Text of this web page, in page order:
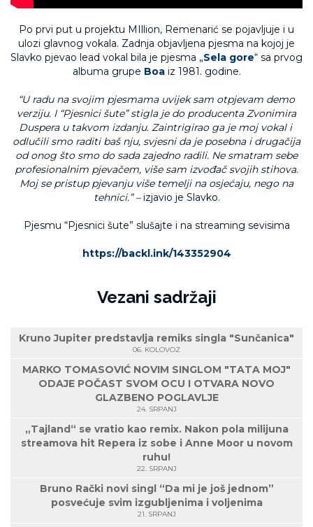
Po prvi put u projektu MIllion, Remenarić se pojavljuje i u
ulozi glavnog vokala. Zadnja objavljena pjesma na kojoj je
Slavko pjevao lead vokal bila je pjesma „Sela gore“ sa prvog
albuma grupe Boaiz 1981. godine.
“U radu nasvojim pjesmama uvijeksam otpjevam demo
verziju. I “Pjesnici šute” stigla je do producenta Zvonimira
Duspera u takvom izdanju. Zaintrigiraoga jemoj vokal i
odlučilismo raditi baš nju, svjesni da je posebna i drugačija
od onog što smo do sada zajedno radili. Ne smatram sebe
profesionalnim pjevačem, više sam izvođač svojih stihova.
Mojse pristup pjevanju više temelji na osjećaju, nego na
tehnici.” –izjavio je Slavko.
Pjesmu “Pjesnici šute” slušajte i na streaming sevisima
https://backl.ink/143352904
Vezani sadržaji
Kruno Jupiter predstavlja remiks singla "Sunčanica"
06. KOLOVOZ
MARKO TOMASOVIĆ NOVIM SINGLOM "TATA MOJ"
ODAJE POČAST SVOM OCU I OTVARA NOVO
GLAZBENO POGLAVLJE
24. SRPANJ
„Tajland“ se vratio kao remix. Nakon pola milijuna
streamova hit Repera iz sobe i Anne Moor u novom
ruhu!
22. SRPANJ
Bruno Rački novi singl “Da mi je još jednom”
posvećuje svim izgubljenima i voljenima
21. SRPANJ